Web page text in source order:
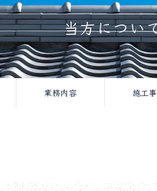
当方につい
業務内容 施工